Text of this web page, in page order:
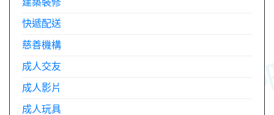
快遞配送
慈善機構
成人交友
成人影片
成人玩具